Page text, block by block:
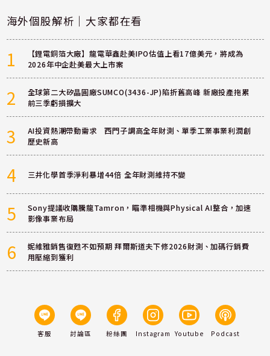
海外個股解析｜大家都在看
1
【鋰電銅箔大廠】龍電華鑫赴美IPO估值上看17億美元，將成為
2026年中企赴美最大上市案
2
全球第二大矽晶圓廠SUMCO(3436-JP)陷折舊高峰 新廠投產拖累
前三季虧損擴大
3
AI投資熱潮帶動需求 西門子調高全年財測、單季工業事業利潤創
歷史新高
4 三井化學首季淨利暴增44倍 全年財測維持不變
5
Sony提議收購騰龍Tamron，瞄準相機與Physical AI整合，加速
影像事業布局
6
妮維雅銷售復甦不如預期 拜爾斯道夫下修2026財測、加碼行銷費
用壓縮到獲利
客服 討論區 粉絲團 Instagram Youtube Podcast